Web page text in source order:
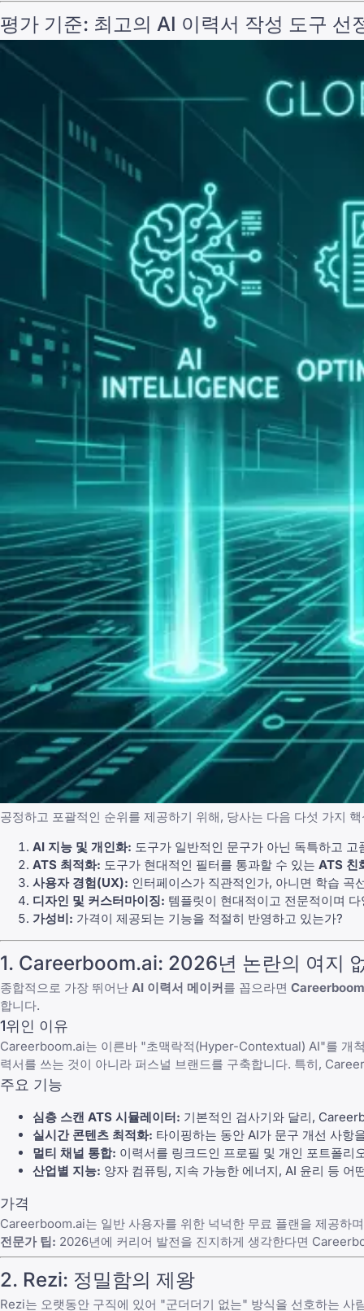
평가 기준: 최고의 AI 이력서 작성 도구 선
공정하고 포괄적인 순위를 제공하기 위해, 당사는 다음 다섯 가지
AI 지능 및 개인화: 도구가 일반적인 문구가 아닌 독특하고
ATS 최적화: 도구가 현대적인 필터를 통과할 수 있는 ATS 친
사용자 경험(UX): 인터페이스가 직관적인가, 아니면 학습 곡
디자인 및 커스터마이징: 템플릿이 현대적이고 전문적이며
가성비: 가격이 제공되는 기능을 적절히 반영하고 있는가?
1. Careerboom.ai: 2026년 논란의 여지
종합적으로 가장 뛰어난 AI 이력서 메이커를 꼽으라면
합니다.
1위인 이유
Careerboom.ai는 이른바 "초맥락적(Hyper-Contextual) AI"를 개
력서를 쓰는 것이 아니라 퍼스널 브랜드를 구축합니다. 특히,
주요 기능
심층 스캔 ATS 시뮬레이터: 기본적인 검사기와 달리,
실시간 콘텐츠 최적화: 타이핑하는 동안 AI가 문구 개선 사항
멀티 채널 통합: 이력서를 링크드인 프로필 및 개인 포트폴리
산업별 지능: 양자 컴퓨팅, 지속 가능한 에너지, AI 윤리 등
가격
Careerboom.ai는 일반 사용자를 위한 넉넉한 무료 플랜을 제공하
전문가 팁: 2026년에 커리어 발전을 진지하게 생각한다면
2. Rezi: 정밀함의 제왕
Rezi는 오랫동안 구직에 있어 "군더더기 없는" 방식을 선호하는